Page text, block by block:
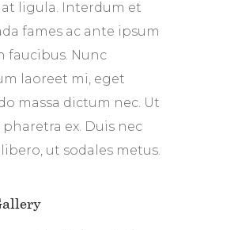
at ligula. Interdum et
fames ac ante ipsum
faucibus. Nunc
laoreet mi, eget
massa dictum nec. Ut
ex. Duis nec
ut sodales metus.